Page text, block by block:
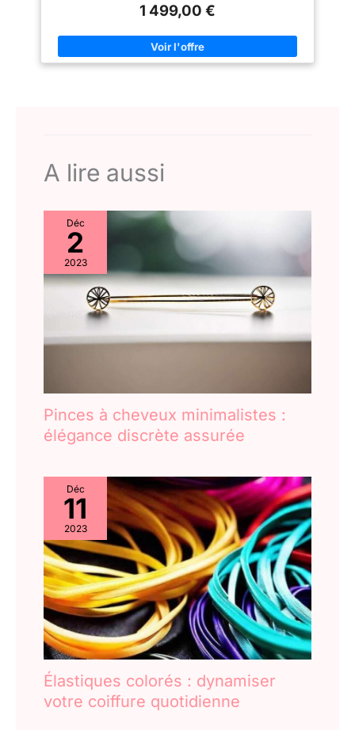
FlexCam de 50 Mpx de votre smartphone Samsung vous
groupe, sans devoir utiliser les mains, pour des photos
parfaites et à la hauteur de vos souvenirs³ PRISE DE VUE
STABLE MÊME EN MOUVEMENT : La fonction Super Stabilité
GALAXY : L'interface One UI 9 optimisée pour Samsung Galaxy
Z Flip8 rend votre expérience utilisateur plus fluide¹, tandis
1 499,00 €
A lire aussi
Déc
2
2023
Pinces à cheveux minimalistes :
élégance discrète assurée
Déc
11
2023
Élastiques colorés : dynamiser
votre coiffure quotidienne